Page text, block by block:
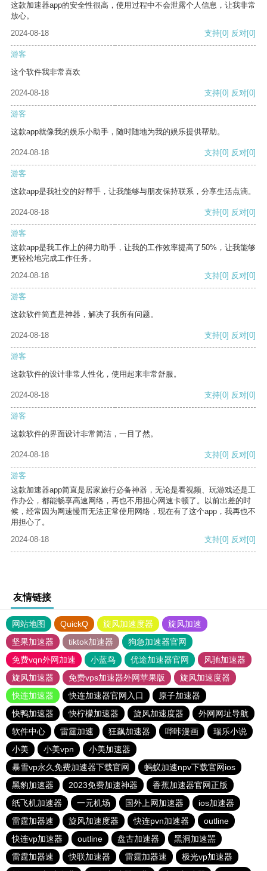
这款加速器app的安全性很高，使用过程中不会泄露个人信息，让我非常
放心。
2024-08-18
支持[0] 反对[0]
游客
这个软件我非常喜欢
2024-08-18 支持[0] 反对[0]
游客
这款app就像我的娱乐小助手，随时随地为我的娱乐提供帮助。
2024-08-18 支持[0] 反对[0]
游客
这款app是我社交的好帮手，让我能够与朋友保持联系，分享生活点滴。
2024-08-18 支持[0] 反对[0]
游客
这款app是我工作上的得力助手，让我的工作效率提高了50%，让我能够
更轻松地完成工作任务。
2024-08-18
支持[0] 反对[0]
游客
这款软件简直是神器，解决了我所有问题。
2024-08-18 支持[0] 反对[0]
游客
这款软件的设计非常人性化，使用起来非常舒服。
2024-08-18 支持[0] 反对[0]
游客
这款软件的界面设计非常简洁，一目了然。
2024-08-18 支持[0] 反对[0]
游客
这款加速器app简直是居家旅行必备神器，无论是看视频、玩游戏还是工
作办公，都能畅享高速网络，再也不用担心网速卡顿了。以前出差的时
候，经常因为网速慢而无法正常使用网络，现在有了这个app，我再也不
用担心了。
2024-08-18
支持[0] 反对[0]
友情链接
网站地图 QuickQ 旋风加速度器
旋风加速
坚果加速器
tiktok加速器
狗急加速器官网
免费vqn外网加速
小蓝鸟 优途加速器官网
风驰加速器
旋风加速器
免费vps加速器外网苹果版
旋风加速度器
快连加速器
快连加速器官网入口
原子加速器
快鸭加速器
快柠檬加速器 旋风加速度器
外网网址导航
软件中心
雷霆加速 狂飙加速器 哔咔漫画
瑞乐小说
小美
小美vpn
小美加速器
暴雪vp永久免费加速器下载官网
蚂蚁加速npv下载官网ios
黑豹加速器
2023免费加速神器
香蕉加速器官网正版
纸飞机加速器
一元机场 国外上网加速器
ios加速器
雷霆加器速
旋风加速度器 快连pvn加速器
outline
快连vp加速器
outline 盘古加速器
黑洞加速噐
雷霆加器速
快联加速器 雷霆加器速
极光vp加速器